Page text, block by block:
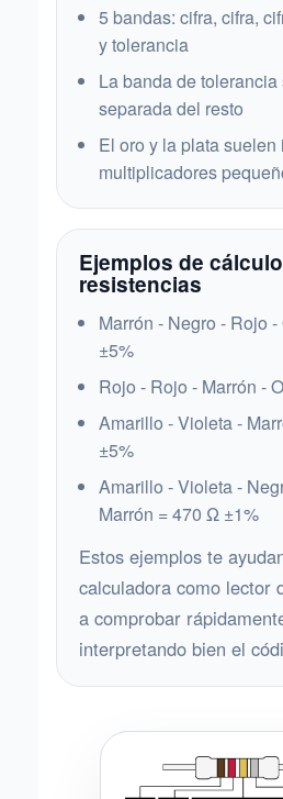
5 bandas: cifra, cifra,
y tolerancia
La banda de
separada del resto
El oro y la plata suelen
multiplicadores
Ejemplos de
resistencias
Marrón - Negro - Rojo
±5%
Rojo - Rojo - Marrón -
Amarillo - Violeta -
±5%
Amarillo - Violeta -
Marrón = 470 Ω ±1%
Estos ejemplos te
calculadora como lector
a comprobar
interpretando bien el